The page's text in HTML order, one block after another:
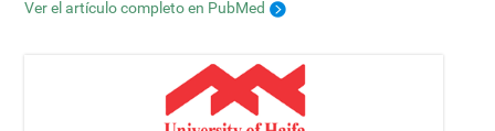
Ver el artículo completo en PubMed